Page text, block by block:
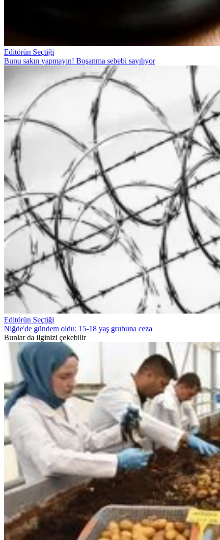
Editörün Seçtiği
Bunu sakın yapmayın! Boşanma sebebi sayılıyor
Editörün Seçtiği
Niğde'de gündem oldu: 15-18 yaş grubuna ceza
Bunlar da ilginizi çekebilir